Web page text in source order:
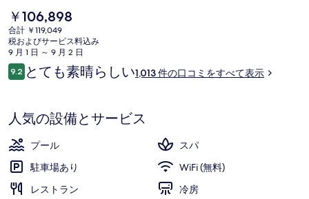
真
ギ
ャ
リ
現
在
の
料
金
は
す
￥106,898
合計 ￥119,049
税およびサービス料込み
9 月 1 日 ～ 9 月 2 日
口
コ
9.210段階中9.2
とても素晴らしい1,013 件の口コミをすべて表示
人気の設備とサービス
プール
スパ
駐車場あり
WiFi (無料)
レストラン
冷房